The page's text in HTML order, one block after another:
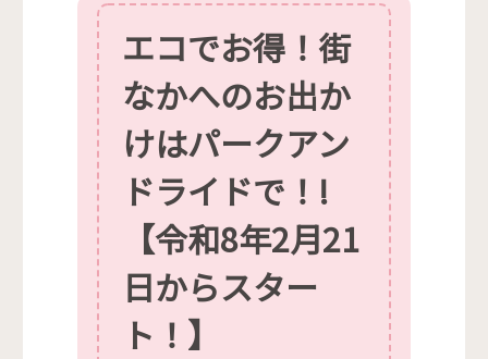
エコでお得！街
なかへのお出か
けはパークアン
ドライドで！!
【令和8年2月21
日からスター
ト！】